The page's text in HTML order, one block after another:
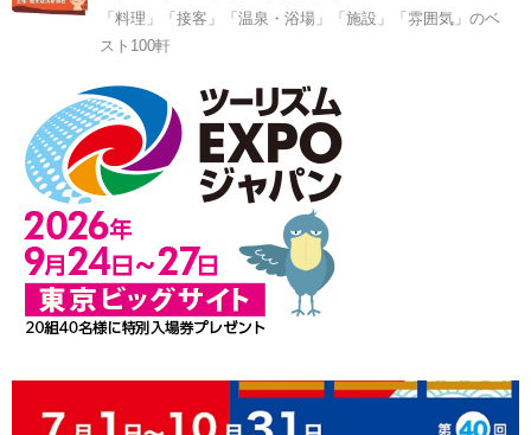
「料理」「接客」「温泉・浴場」「施設」「雰囲気」のベ
スト100軒